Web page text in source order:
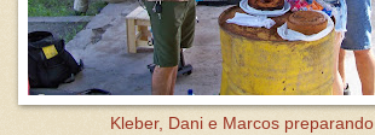
Kleber, Dani e Marcos